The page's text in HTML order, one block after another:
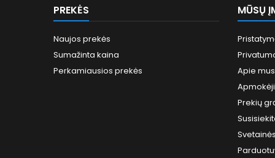
PREKĖS
Naujos prekės
Sumažinta kaina
Perkamiausios prekės
MŪSŲ
Apie mus
Prekių